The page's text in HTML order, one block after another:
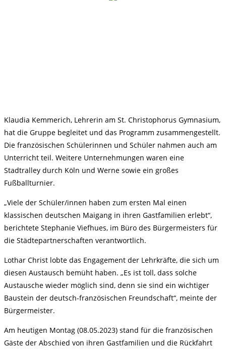
Klaudia Kemmerich, Lehrerin am St. Christophorus Gymnasium,
hat die Gruppe begleitet und das Programm zusammengestellt.
Die französischen Schülerinnen und Schüler nahmen auch am
Unterricht teil. Weitere Unternehmungen waren eine
Stadtralley durch Köln und Werne sowie ein großes
Fußballturnier.
„Viele der Schüler/innen haben zum ersten Mal einen
klassischen deutschen Maigang in ihren Gastfamilien erlebt“,
berichtete Stephanie Viefhues, im Büro des Bürgermeisters für
die Städtepartnerschaften verantwortlich.
Lothar Christ lobte das Engagement der Lehrkräfte, die sich um
diesen Austausch bemüht haben. „Es ist toll, dass solche
Austausche wieder möglich sind, denn sie sind ein wichtiger
Baustein der deutsch-französischen Freundschaft“, meinte der
Bürgermeister.
Am heutigen Montag (08.05.2023) stand für die französischen
Gäste der Abschied von ihren Gastfamilien und die Rückfahrt